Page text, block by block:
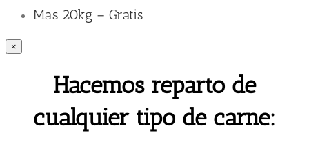
Mas 20kg – Gratis
×
Hacemos reparto de
cualquier tipo de carne: